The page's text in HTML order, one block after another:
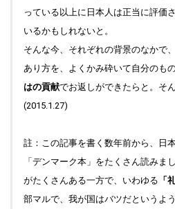
っている以上に日本人は正当に評価
いるかもしれないと。
そんな今、それぞれの背景のなかで
あり方を、よくかみ砕いて自分のも
はの貢献でお返しができたらと。そ
(2015.1.27)
註：この記事を書く数年前から、日
「デンマーク本」をたくさん読みま
がたくさんある一方で、いわゆる 「
部マルで、我が国はバツだというよう